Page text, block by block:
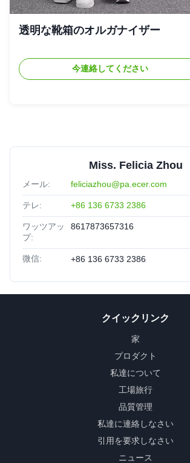
透明な靴箱のオルガナイザー
今連絡してください
Miss. Felicia Zhou
メール: feliciazhou@pa.ecer.com
テレ: +86 136 6733 2386
ワッツアッ
プ:
8617873657316
微信: +86 136 6733 2386
クイックリンク
家
プロダクト
私達について
工場旅行
品質管理
私達に連絡しなさい
引用を要求しなさい
ニュース